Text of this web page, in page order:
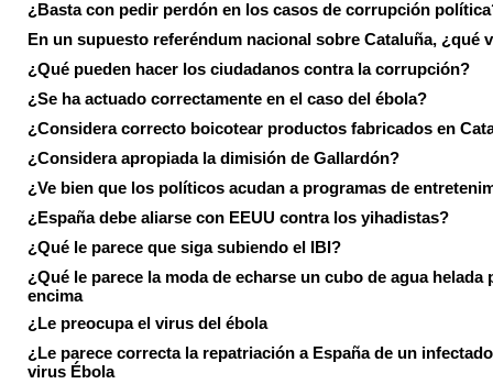
¿Basta con pedir perdón en los casos de corrupción
En un supuesto referéndum nacional sobre Cataluña, ¿qué
¿Qué pueden hacer los ciudadanos contra la corrupción?
¿Se ha actuado correctamente en el caso del ébola?
¿Considera correcto boicotear productos fabricados en
¿Considera apropiada la dimisión de Gallardón?
¿Ve bien que los políticos acudan a programas de
¿España debe aliarse con EEUU contra los yihadistas?
¿Qué le parece que siga subiendo el IBI?
¿Qué le parece la moda de echarse un cubo de agua helada
encima
¿Le preocupa el virus del ébola
¿Le parece correcta la repatriación a España de un
virus Ébola